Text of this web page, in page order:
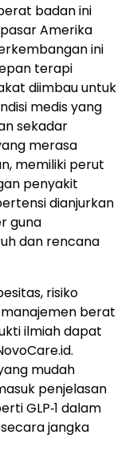
badan ini
Amerika
ini
terapi
diimbau untuk
medis yang
sekadar
merasa
memiliki perut
penyakit
dianjurkan
guna
dan rencana
risiko
berat
ilmiah dapat
mudah
penjelasan
GLP‑1 dalam
jangka